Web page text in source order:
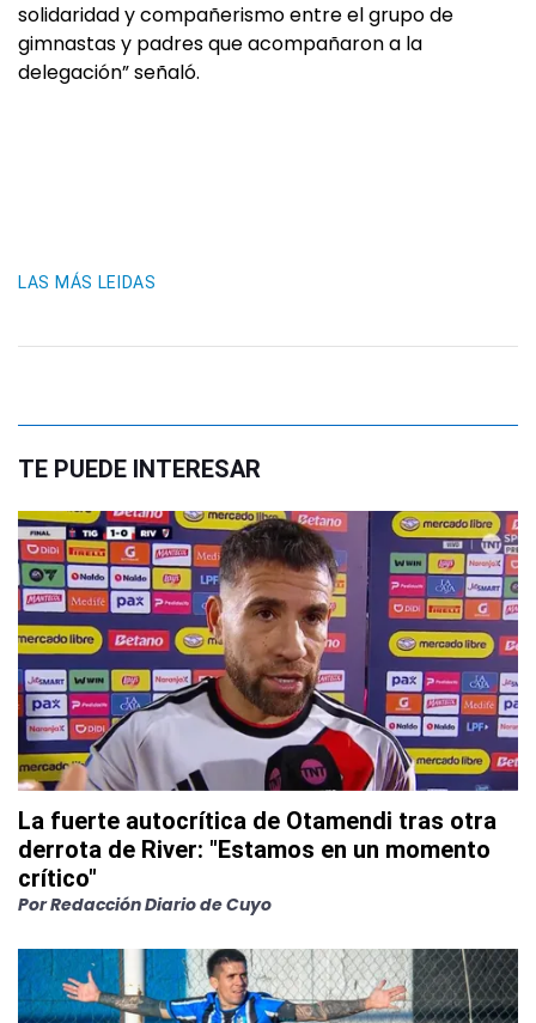
solidaridad y compañerismo entre el grupo de
gimnastas y padres que acompañaron a la
delegación” señaló.
LAS MÁS LEIDAS
TE PUEDE INTERESAR
La fuerte autocrítica de Otamendi tras otra
derrota de River: "Estamos en un momento
crítico"
PorRedacción Diario de Cuyo